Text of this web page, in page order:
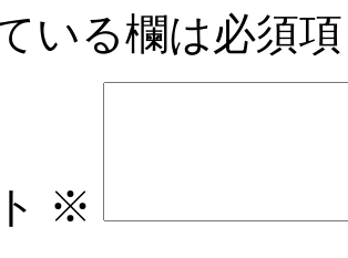
いる欄は必須
※